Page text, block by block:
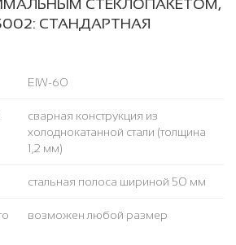
СТЕКЛОПАКЕТОМ,
СТАНДАРТНАЯ
EIW-60
сварная конструкция из
холоднокатанной стали (толщина
1,2 мм)
стальная полоса шириной 50 мм
возможен любой размер